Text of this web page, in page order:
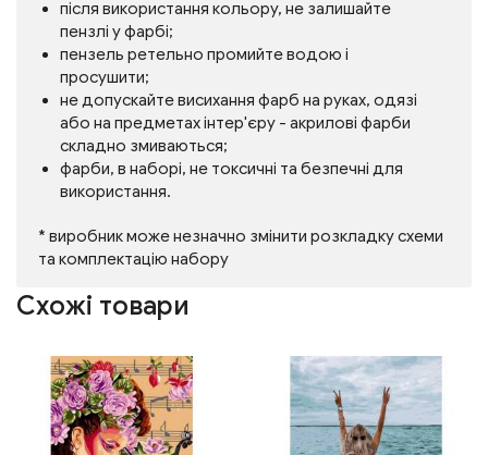
після використання кольору, не залишайте
пензлі у фарбі;
пензель ретельно промийте водою і
просушити;
не допускайте висихання фарб на руках, одязі
або на предметах інтер'єру - акрилові фарби
складно змиваються;
фарби, в наборі, не токсичні та безпечні для
використання.
* виробник може незначно змінити розкладку схеми
та комплектацію набору
Схожі товари